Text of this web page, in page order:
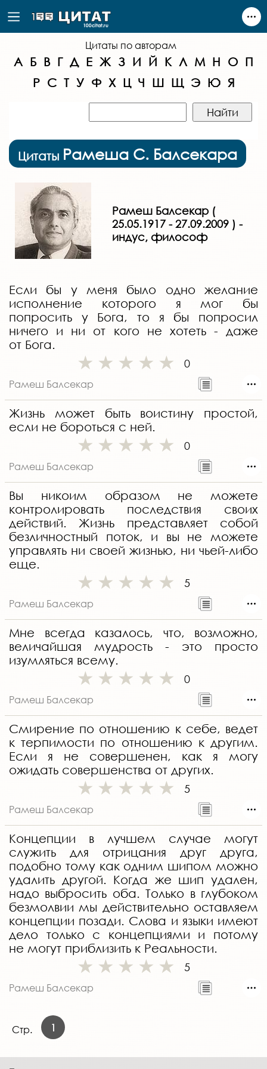
Цитаты по авторам
А Б В Г Д Е Ж З И Й К Л М Н О П
Р С Т У Ф Х Ц Ч Ш Щ Э Ю Я
Цитаты Рамеша С. Балсекара
Рамеш Балсекар (
25.05.1917 - 27.09.2009 ) -
индус, философ
Если бы у меня было одно желание
исполнение которого я мог бы
попросить у Бога, то я бы попросил
ничего и ни от кого не хотеть - даже
от Бога.
0
Рамеш Балсекар
Жизнь может быть воистину простой,
если не бороться с ней.
0
Рамеш Балсекар
Вы никоим образом не можете
контролировать последствия своих
действий. Жизнь представляет собой
безличностный поток, и вы не можете
управлять ни своей жизнью, ни чьей-либо
еще.
5
Рамеш Балсекар
Мне всегда казалось, что, возможно,
величайшая мудрость - это просто
изумляться всему.
0
Рамеш Балсекар
Смирение по отношению к себе, ведет
к терпимости по отношению к другим.
Если я не совершенен, как я могу
ожидать совершенства от других.
5
Рамеш Балсекар
Концепции в лучшем случае могут
служить для отрицания друг друга,
подобно тому как одним шипом можно
удалить другой. Когда же шип удален,
надо выбросить оба. Только в глубоком
безмолвии мы действительно оставляем
концепции позади. Слова и языки имеют
дело только с концепциями и потому
не могут приблизить к Реальности.
5
Рамеш Балсекар
Стр. 1